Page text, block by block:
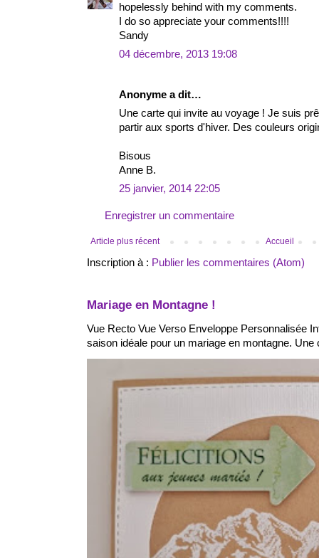
hopelessly behind with my comments.
I do so appreciate your comments!!!!
Sandy
04 décembre, 2013 19:08
Anonyme a dit…
Une carte qui invite au voyage ! Je suis
partir aux sports d'hiver. Des couleurs
Bisous
Anne B.
25 janvier, 2014 22:05
Enregistrer un commentaire
Article plus récent Accueil
Inscription à : Publier les commentaires (Atom)
Mariage en Montagne !
Vue Recto Vue Verso Enveloppe Personnalisée
saison idéale pour un mariage en montagne. Une